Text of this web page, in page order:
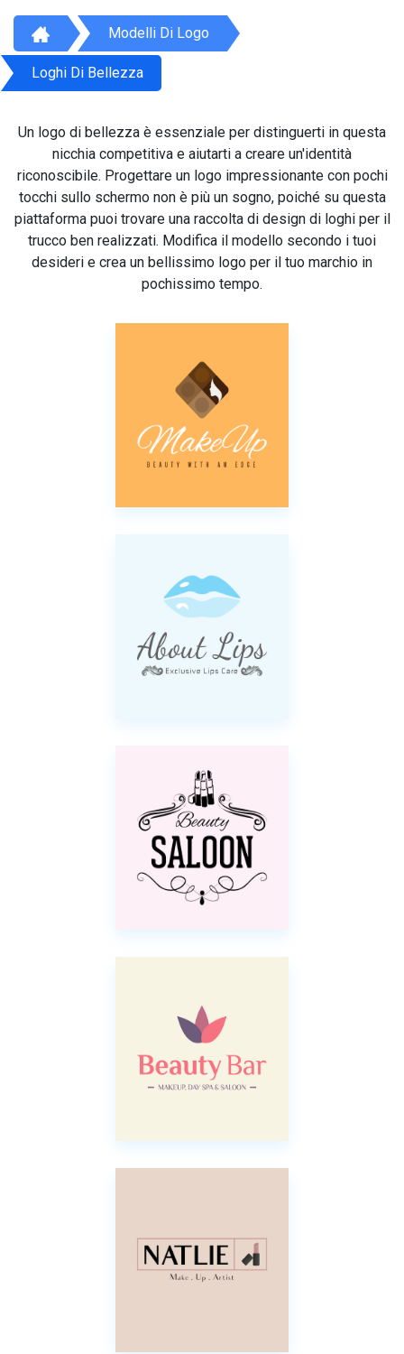
Modelli Di Logo
Loghi Di Bellezza
Un logo di bellezza è essenziale per distinguerti in questa
nicchia competitiva e aiutarti a creare un'identità
riconoscibile. Progettare un logo impressionante con pochi
tocchi sullo schermo non è più un sogno, poiché su questa
piattaforma puoi trovare una raccolta di design di loghi per il
trucco ben realizzati. Modifica il modello secondo i tuoi
desideri e crea un bellissimo logo per il tuo marchio in
pochissimo tempo.